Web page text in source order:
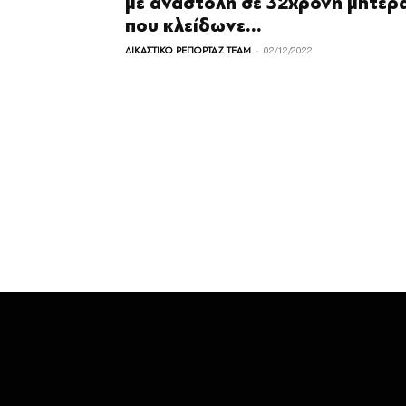
που κλείδωνε...
ΔΙΚΑΣΤΙΚΟ ΡΕΠΟΡΤΑΖ TEAM - 02/12/2022